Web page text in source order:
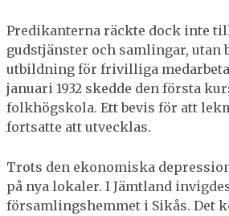
Predikanterna räckte dock inte
gudstjänster och samlingar, utan
utbildning för frivilliga
januari 1932 skedde den första
folkhögskola. Ett bevis för att
fortsatte att utvecklas.
Trots den ekonomiska
på nya lokaler. I Jämtland
församlingshemmet i Sikås. Det